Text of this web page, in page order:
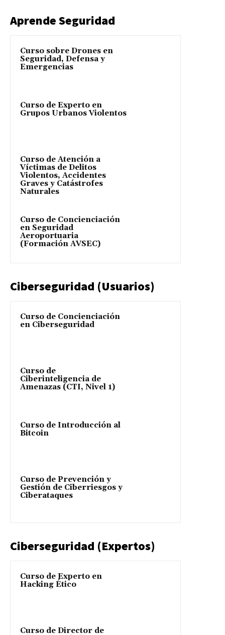
Aprende Seguridad
Curso sobre Drones en
Seguridad, Defensa y
Emergencias
Curso de Experto en
Grupos Urbanos Violentos
Curso de Atención a
Víctimas de Delitos
Violentos, Accidentes
Graves y Catástrofes
Naturales
Curso de Concienciación
en Seguridad
Aeroportuaria
(Formación AVSEC)
Ciberseguridad (Usuarios)
Curso de Concienciación
en Ciberseguridad
Curso de
Ciberinteligencia de
Amenazas (CTI, Nivel 1)
Curso de Introducción al
Bitcoin
Curso de Prevención y
Gestión de Ciberriesgos y
Ciberataques
Ciberseguridad (Expertos)
Curso de Experto en
Hacking Ético
Curso de Director de